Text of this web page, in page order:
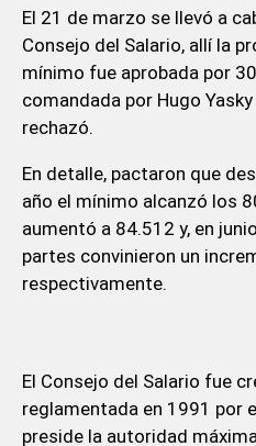
El 21 de marzo se llevó a
Consejo del Salario, allí la
mínimo fue aprobada por
comandada por Hugo
rechazó.
En detalle, pactaron que
año el mínimo alcanzó los
aumentó a 84.512 y, en
partes convinieron un
respectivamente.
El Consejo del Salario fue
reglamentada en 1991 por
preside la autoridad